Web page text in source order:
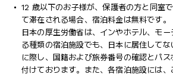
12 歳以下のお子様が、保護者の方と同室
て滞在される場合、宿泊料金は無料です。
日本の厚生労働省は、インやホテル、モ
る種類の宿泊施設でも、日本に​居住して
に際し、国籍および旅券番号の確認とパ
付け​ております。また、各宿泊施設には